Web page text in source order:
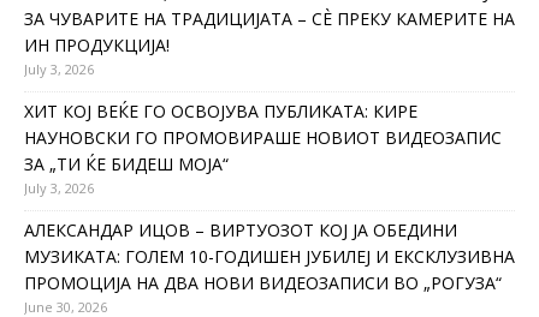
ЗА ЧУВАРИТЕ НА ТРАДИЦИЈАТА – СÈ ПРЕКУ КАМЕРИТЕ НА
ИН ПРОДУКЦИЈА!
July 3, 2026
ХИТ КОЈ ВЕЌЕ ГО ОСВОЈУВА ПУБЛИКАТА: КИРЕ
НАУНОВСКИ ГО ПРОМОВИРАШЕ НОВИОТ ВИДЕОЗАПИС
ЗА „ТИ ЌЕ БИДЕШ МОЈА“
July 3, 2026
АЛЕКСАНДАР ИЦОВ – ВИРТУОЗОТ КОЈ ЈА ОБЕДИНИ
МУЗИКАТА: ГОЛЕМ 10-ГОДИШЕН ЈУБИЛЕЈ И ЕКСКЛУЗИВНА
ПРОМОЦИЈА НА ДВА НОВИ ВИДЕОЗАПИСИ ВО „РОГУЗА“
June 30, 2026